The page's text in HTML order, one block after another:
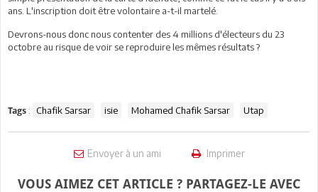
ans. L'inscription doit être volontaire a-t-il martelé.
Devrons-nous donc nous contenter des 4 millions d'électeurs du 23
octobre au risque de voir se reproduire les mêmes résultats ?
Tags : Chafik Sarsar isie Mohamed Chafik Sarsar Utap
Envoyer à un ami Imprimer
VOUS AIMEZ CET ARTICLE ? PARTAGEZ-LE AVEC